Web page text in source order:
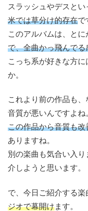
スラッシュやデスとい
米では草分け的存在で
このアルバムは、とに
で、全曲かっ飛んでる
こっち系が好きな方
か。
これより前の作品も、
音質が悪いんですよね
この作品から音質も
ありますね。
別の楽曲も気合い入
介しようと思います。
で、今日ご紹介する楽
ジオで幕開けます。